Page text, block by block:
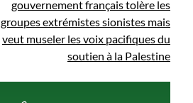
gouvernement français tolère les
groupes extrémistes sionistes mais
veut museler les voix pacifiques du
soutien à la Palestine